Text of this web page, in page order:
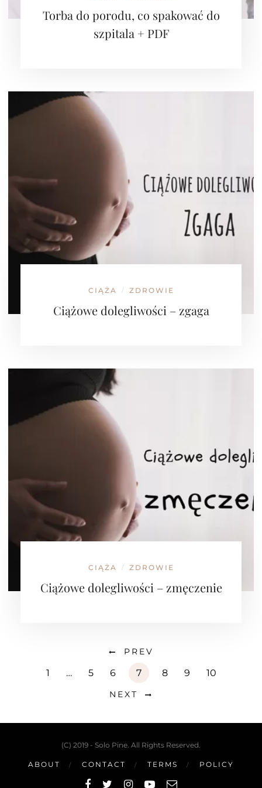
Torba do porodu, co spakować do
szpitala + PDF
CIĄŻA / ZDROWIE
Ciążowe dolegliwości – zgaga
CIĄŻA / ZDROWIE
Ciążowe dolegliwości – zmęczenie
PREV
1 … 5 6 7 8 9 10
NEXT
(C) 2019 - Solo Pine. All Rights Reserved.
ABOUT CONTACT TERMS POLICY